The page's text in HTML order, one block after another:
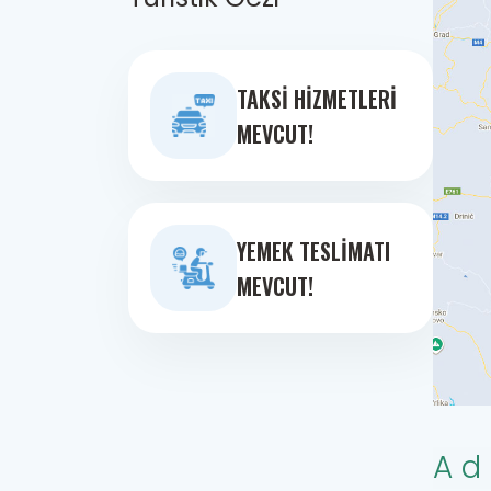
TAKSI HIZMETLERI
MEVCUT!
YEMEK TESLIMATI
MEVCUT!